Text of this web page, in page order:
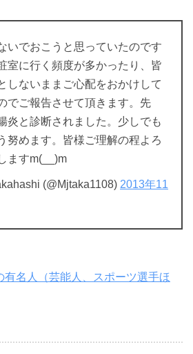
いでおこうと思っていたのです
室に行く頻度が多かったり、皆
しないままご心配をおかけして
でご報告させて頂きます。先
炎と診断されました。少しでも
努めます。皆様ご理解の程よろ
ますm(__)m
(@Mjtaka1108) 2013年11
有名人（芸能人、スポーツ選手ほ